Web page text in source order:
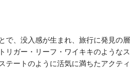
で、没入感が生まれ、旅行に発見の層
リガー・リーフ・ワイキキのようなス
テートのように活気に満ちたアクティ